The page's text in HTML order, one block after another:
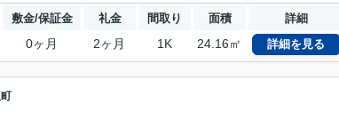
敷金/保証金 礼金 間取り 面積 詳細
0ヶ月 2ヶ月 1K 24.16㎡ 詳細を見る